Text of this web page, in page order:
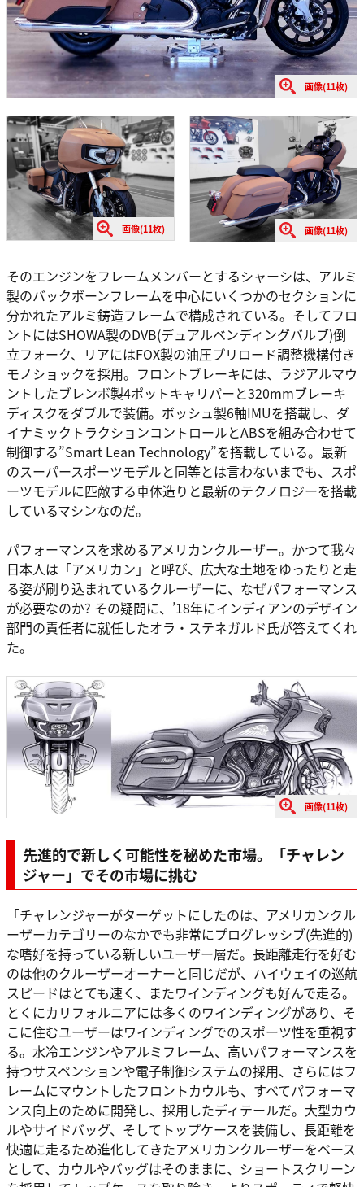
画像(11枚)
画像(11枚) 画像(11枚)
そのエンジンをフレームメンバーとするシャーシは、アルミ
製のバックボーンフレームを中心にいくつかのセクションに
分かれたアルミ鋳造フレームで構成されている。そしてフロ
ントにはSHOWA製のDVB(デュアルベンディングバルブ)倒
立フォーク、リアにはFOX製の油圧プリロード調整機構付き
モノショックを採用。フロントブレーキには、ラジアルマウ
ントしたブレンボ製4ポットキャリパーと320mmブレーキ
ディスクをダブルで装備。ボッシュ製6軸IMUを搭載し、ダ
イナミックトラクションコントロールとABSを組み合わせて
制御する”Smart Lean Technology”を搭載している。最新
のスーパースポーツモデルと同等とは言わないまでも、スポ
ーツモデルに匹敵する車体造りと最新のテクノロジーを搭載
しているマシンなのだ。
パフォーマンスを求めるアメリカンクルーザー。かつて我々
日本人は「アメリカン」と呼び、広大な土地をゆったりと走
る姿が刷り込まれているクルーザーに、なぜパフォーマンス
が必要なのか? その疑問に、’18年にインディアンのデザイン
部門の責任者に就任したオラ・ステネガルド氏が答えてくれ
た。
画像(11枚)
先進的で新しく可能性を秘めた市場。「チャレン
ジャー」でその市場に挑む
「チャレンジャーがターゲットにしたのは、アメリカンクル
ーザーカテゴリーのなかでも非常にプログレッシブ(先進的)
な嗜好を持っている新しいユーザー層だ。長距離走行を好む
のは他のクルーザーオーナーと同じだが、ハイウェイの巡航
スピードはとても速く、またワインディングも好んで走る。
とくにカリフォルニアには多くのワインディングがあり、そ
こに住むユーザーはワインディングでのスポーツ性を重視す
る。水冷エンジンやアルミフレーム、高いパフォーマンスを
持つサスペンションや電子制御システムの採用、さらにはフ
レームにマウントしたフロントカウルも、すべてパフォーマ
ンス向上のために開発し、採用したディテールだ。大型カウ
ルやサイドバッグ、そしてトップケースを装備し、長距離を
快適に走るため進化してきたアメリカンクルーザーをベース
として、カウルやバッグはそのままに、ショートスクリーン